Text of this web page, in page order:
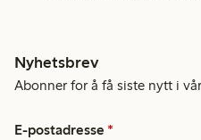
Nyhetsbrev
Abonner for å få siste nytt i
E-postadresse *